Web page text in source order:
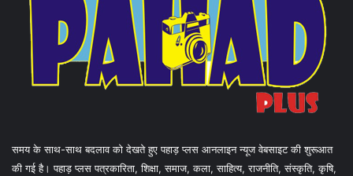
समय के साथ-साथ बदलाव को देखते हुए पहाड़ प्लस आनलाइन न्यूज वेबसाइट की शुरूआत
की गई है। पहाड़ प्लस पत्रकारिता, शिक्षा, समाज, कला, साहित्य, राजनीति, संस्कृति, कृषि,